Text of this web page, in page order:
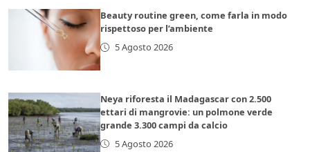
Beauty routine green, come farla in modo
rispettoso per l’ambiente
5 Agosto 2026
Neya riforesta il Madagascar con 2.500
ettari di mangrovie: un polmone verde
grande 3.300 campi da calcio
5 Agosto 2026